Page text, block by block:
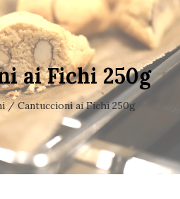
ai Fichi 250g
/ Cantuccioni ai Fichi 250g